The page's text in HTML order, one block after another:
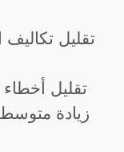
✅ تقليل